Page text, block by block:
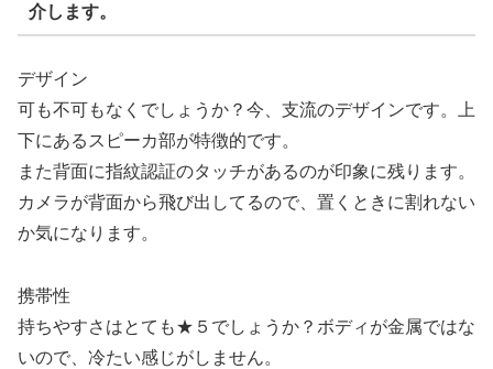
介します。
デザイン
可も不可もなくでしょうか？今、支流のデザインです。上
下にあるスピーカ部が特徴的です。
また背面に指紋認証のタッチがあるのが印象に残ります。
カメラが背面から飛び出してるので、置くときに割れない
か気になります。
携帯性
持ちやすさはとても★５でしょうか？ボディが金属ではな
いので、冷たい感じがしません。